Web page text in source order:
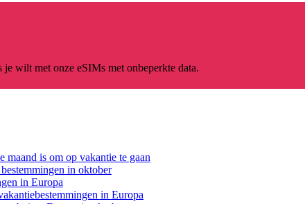
wilt met onze eSIMs met onbeperkte data.
maand is om op vakantie te gaan
in oktober
in Europa
in Europa